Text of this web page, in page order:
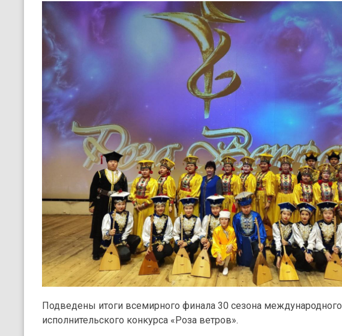
Подведены итоги всемирного финала 30 сезона международного
исполнительского конкурса «Роза ветров».